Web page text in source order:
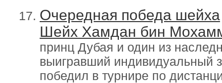
Очередная победа шейха
Шейх Хамдан бин
принц Дубая и один из
выигравший индивидуальный
победил в турнире по